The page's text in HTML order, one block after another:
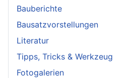
Bauberichte
Bausatzvorstellungen
Literatur
Tipps, Tricks & Werkzeug
Fotogalerien